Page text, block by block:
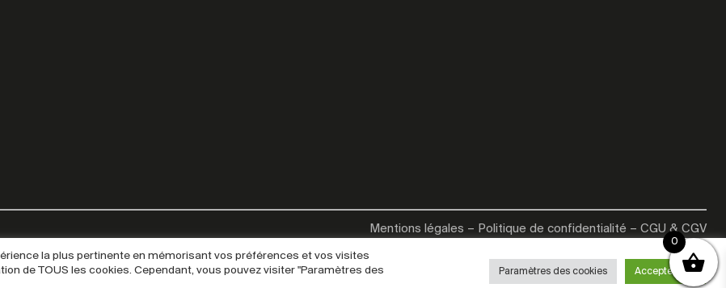
Mentions légales – Politique de confidentialité – CGU & CGV
la plus pertinente en mémorisant vos préférences et vos visites
de TOUS les cookies. Cependant, vous pouvez visiter "Paramètres des
Paramètres des cookies Accepter tout
0